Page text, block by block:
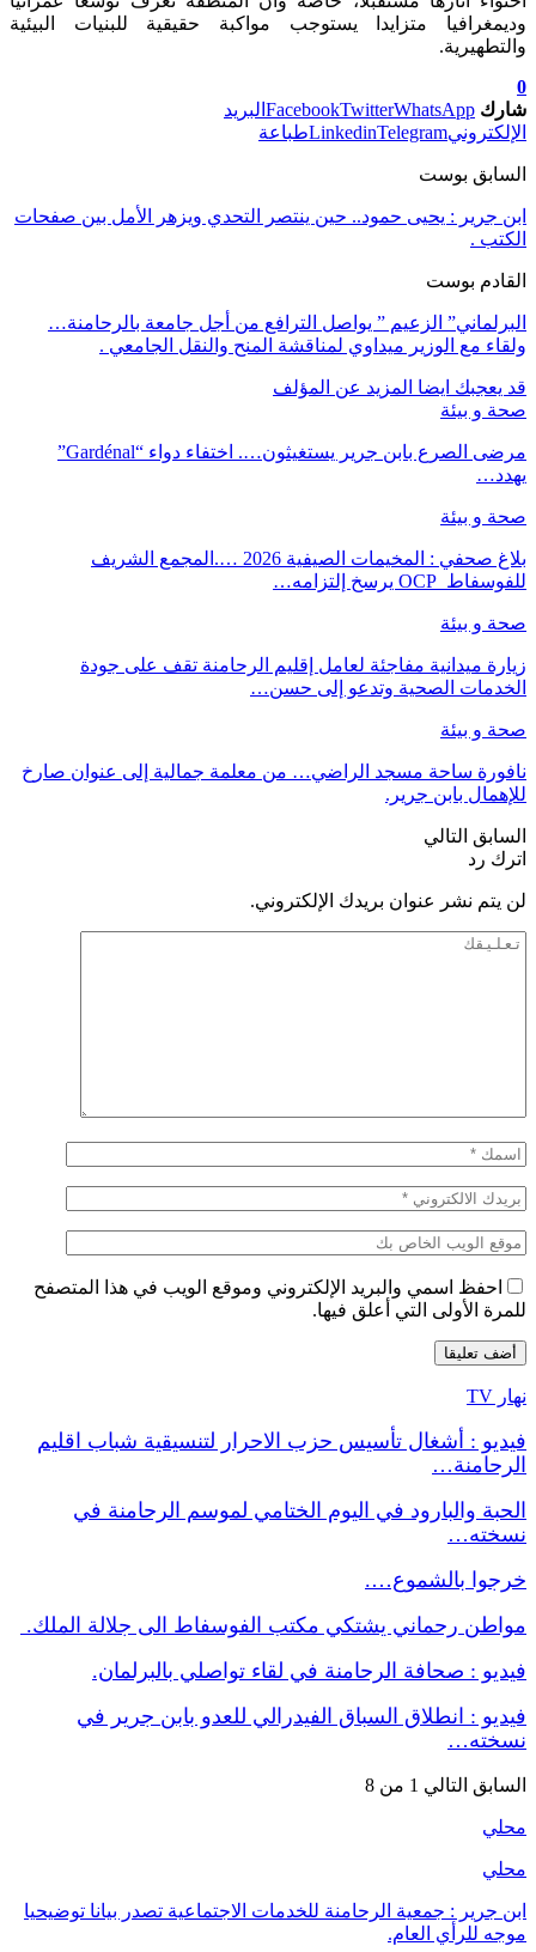
وديمغرافيا متزايدا يستوجب مواكبة حقيقية للبنيات البيئية
والتطهيرية.
0
شارك
FacebookTwitterWhatsApp
البريد
الإلكتروني
LinkedinTelegram طباعة
السابق بوست
ابن جرير : يحيى حمود.. حين ينتصر التحدي ويزهر الأمل بين صفحات
الكتب .
القادم بوست
البرلماني” الزعيم ” يواصل الترافع من أجل جامعة بالرحامنة…
ولقاء مع الوزير ميداوي لمناقشة المنح والنقل الجامعي .
قد يعجبك ايضا المزيد عن المؤلف
صحة و بيئة
مرضى الصرع بابن جرير يستغيثون…. اختفاء دواء “Gardénal”
يهدد…
صحة و بيئة
بلاغ صحفي : المخيمات الصيفية 2026 ….المجمع الشريف
للفوسفاط OCP يرسخ إلتزامه…
صحة و بيئة
زيارة ميدانية مفاجئة لعامل إقليم الرحامنة تقف على جودة
الخدمات الصحية وتدعو إلى حسن…
صحة و بيئة
نافورة ساحة مسجد الراضي… من معلمة جمالية إلى عنوان صارخ
للإهمال بابن جرير.
السابق التالي
اترك رد
لن يتم نشر عنوان بريدك الإلكتروني.
احفظ اسمي والبريد الإلكتروني وموقع الويب في هذا المتصفح
للمرة الأولى التي أعلق فيها.
نهار TV
فيديو : أشغال تأسيس حزب الاحرار لتنسيقية شباب اقليم
الرحامنة…
الحبة والبارود في اليوم الختامي لموسم الرحامنة في
نسخته…
خرجوا بالشموع….
مواطن رحماني يشتكي مكتب الفوسفاط الى جلالة الملك.
فيديو : صحافة الرحامنة في لقاء تواصلي بالبرلمان.
فيديو : انطلاق السباق الفيدرالي للعدو بابن جرير في
نسخته…
السابق التالي 1 من 8
محلي
محلي
ابن جرير : جمعية الرحامنة للخدمات الاجتماعية تصدر بيانا توضيحيا
موجه للرأي العام.